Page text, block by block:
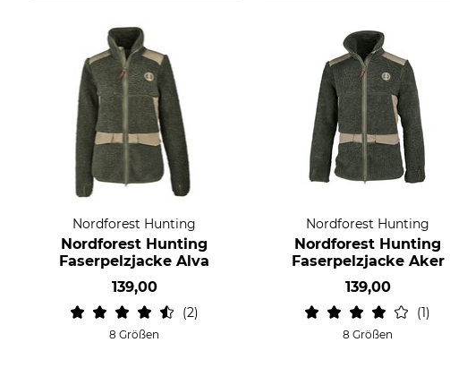
Nordforest Hunting
Nordforest Hunting
Faserpelzjacke Alva
139,00
2
8 Größen
Nordforest Hunting
Nordforest Hunting
Faserpelzjacke Aker
139,00
1
8 Größen